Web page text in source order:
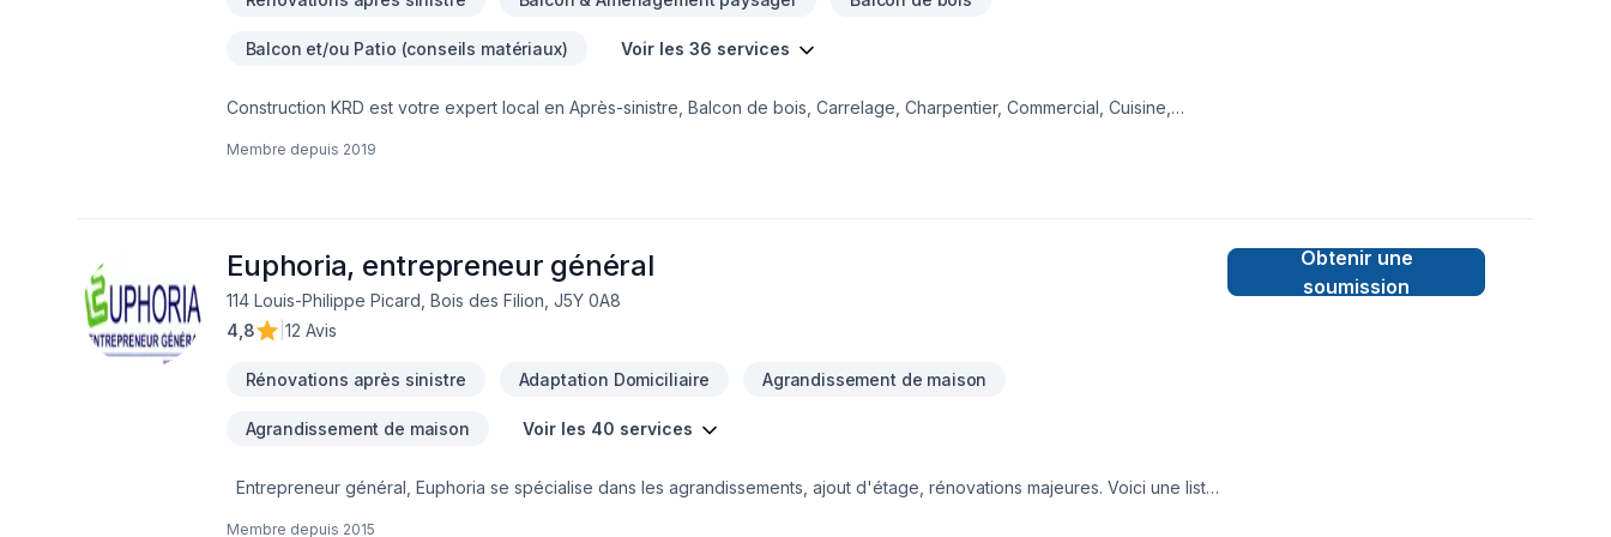
le confort de votre propriété.
Balcon et/ou Patio (conseils matériaux) Voir les 36 services
Construction KRD est votre expert local en Après-sinistre, Balcon de bois, Carrelage, Charpentier, Commercial, Cuisine,
bain, Sous-sol dans les secteurs de Lanaudière,Laurentides,Laval, combinant expérience, innovation et rigueur. Notre équipe
Membre depuis 2019
Euphoria, entrepreneur général
114 Louis-Philippe Picard, Bois des Filion, J5Y 0A8
4,8
12 Avis
Rénovations après sinistre Adaptation Domiciliaire Agrandissement de maison
Agrandissement de maison Voir les 40 services
Entrepreneur général, Euphoria se spécialise dans les agrandissements, ajout d'étage, rénovations majeures. Voici une liste
Membre depuis 2015
Obtenir une
soumission